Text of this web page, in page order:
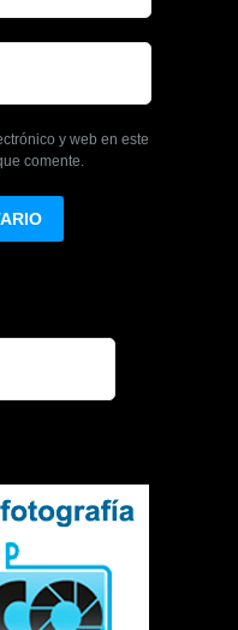
y web en este
comente.